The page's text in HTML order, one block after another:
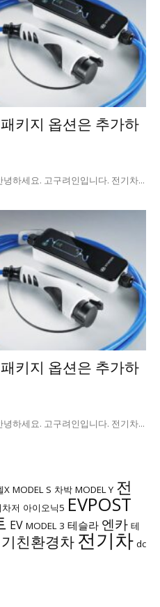
키지 옵션은 추가하
하세요. 고구려인입니다. 전기차...
키지 옵션은 추가하
하세요. 고구려인입니다. 전기차...
X MODEL S 차박 MODEL Y 전
저 아이오닉5 EVPOST
EV MODEL 3 테슬라 엔카 테
친환경차 전기차 dc